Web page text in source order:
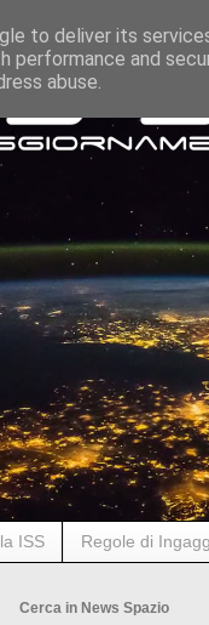
ISS Regole di
Cerca in News Spazio
to deliver its
performance and
abuse.